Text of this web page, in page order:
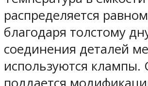
распределяется
благодаря толстому
соединения деталей
используются клампы.